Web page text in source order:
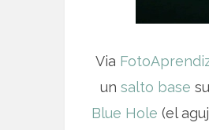
Via
un salto base
Blue Hole (el